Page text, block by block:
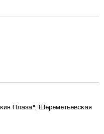
Плаза", Шереметьевская